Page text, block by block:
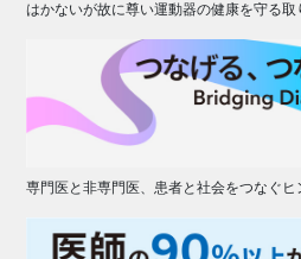
はかないが故に尊い運動器の健康を守る取
専門医と非専門医、患者と社会をつなぐヒ